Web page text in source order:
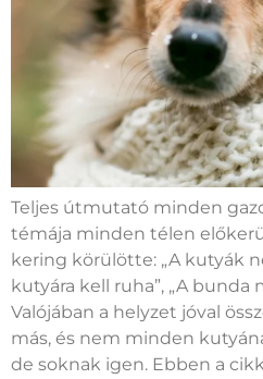
Teljes útmutató minden
témája minden télen
kering körülötte: „A kutyák
kutyára kell ruha”, „A
Valójában a helyzet jóval
más, és nem minden
de soknak igen. Ebben a